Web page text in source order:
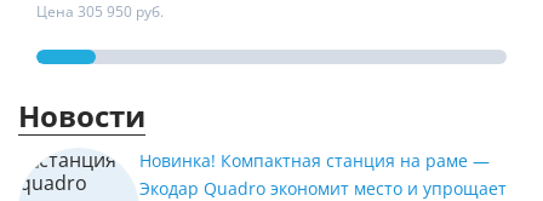
Цена 305 950 руб.
Новости
Новинка! Компактная станция на раме —
Экодар Quadro экономит место и упрощает